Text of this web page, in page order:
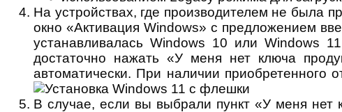
На устройствах, где производителем не была
окно «Активация Windows» с предложением
устанавливалась Windows 10 или Windows
достаточно нажать «У меня нет ключа
автоматически. При наличии приобретенного
В случае, если вы выбрали пункт «У меня нет